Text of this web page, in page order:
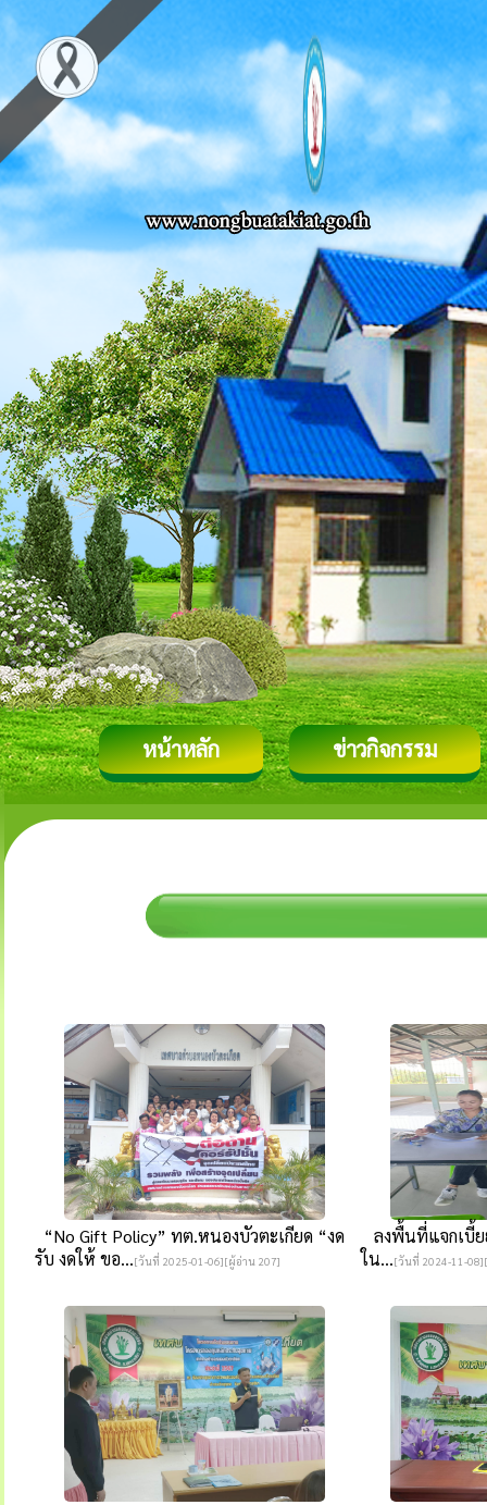
หน้าหลัก ข่าวกิจกรรม
“No Gift Policy” ทต.หนองบัวตะเกียด “งด
รับ งดให้ ขอ...[วันที่ 2025-01-06][ผู้อ่าน 207]
ลงพื้นที่แจกเบี้
ใน...[วันที่ 2024-11-